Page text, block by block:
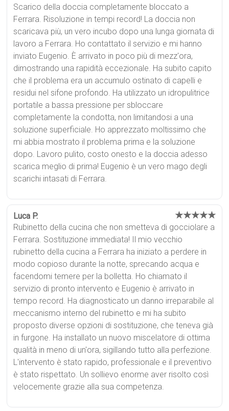
Scarico della doccia completamente bloccato a
Ferrara. Risoluzione in tempi record! La doccia non
scaricava più, un vero incubo dopo una lunga giornata di
lavoro a Ferrara. Ho contattato il servizio e mi hanno
inviato Eugenio. È arrivato in poco più di mezz'ora,
dimostrando una rapidità eccezionale. Ha subito capito
che il problema era un accumulo ostinato di capelli e
residui nel sifone profondo. Ha utilizzato un idropulitrice
portatile a bassa pressione per sbloccare
completamente la condotta, non limitandosi a una
soluzione superficiale. Ho apprezzato moltissimo che
mi abbia mostrato il problema prima e la soluzione
dopo. Lavoro pulito, costo onesto e la doccia adesso
scarica meglio di prima! Eugenio è un vero mago degli
scarichi intasati di Ferrara.
Luca P. ★★★★★
Rubinetto della cucina che non smetteva di gocciolare a
Ferrara. Sostituzione immediata! Il mio vecchio
rubinetto della cucina a Ferrara ha iniziato a perdere in
modo copioso durante la notte, sprecando acqua e
facendomi temere per la bolletta. Ho chiamato il
servizio di pronto intervento e Eugenio è arrivato in
tempo record. Ha diagnosticato un danno irreparabile al
meccanismo interno del rubinetto e mi ha subito
proposto diverse opzioni di sostituzione, che teneva già
in furgone. Ha installato un nuovo miscelatore di ottima
qualità in meno di un'ora, sigillando tutto alla perfezione.
L'intervento è stato rapido, professionale e il preventivo
è stato rispettato. Un sollievo enorme aver risolto così
velocemente grazie alla sua competenza.